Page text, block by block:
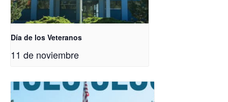
Día de los Veteranos
11 de noviembre